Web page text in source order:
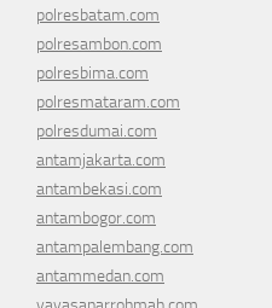
polresbatam.com
polresambon.com
polresbima.com
polresmataram.com
polresdumai.com
antamjakarta.com
antambekasi.com
antambogor.com
antampalembang.com
antammedan.com